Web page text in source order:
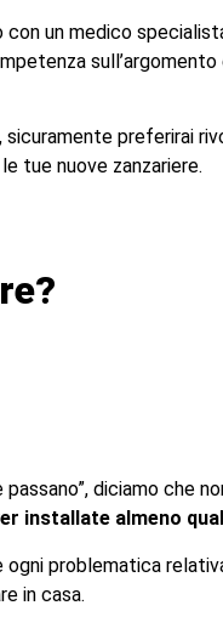
un medico
, sicuramente preferirai
tue nuove zanzariere.
diciamo che
installate almeno
problematica
in casa.